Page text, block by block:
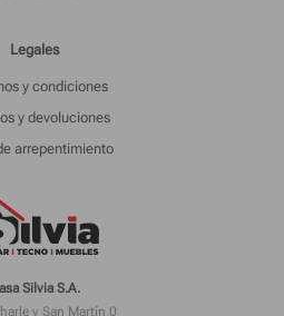
Legales
y condiciones
y devoluciones
arrepentimiento
Silvia S.A.
y San Martín 0